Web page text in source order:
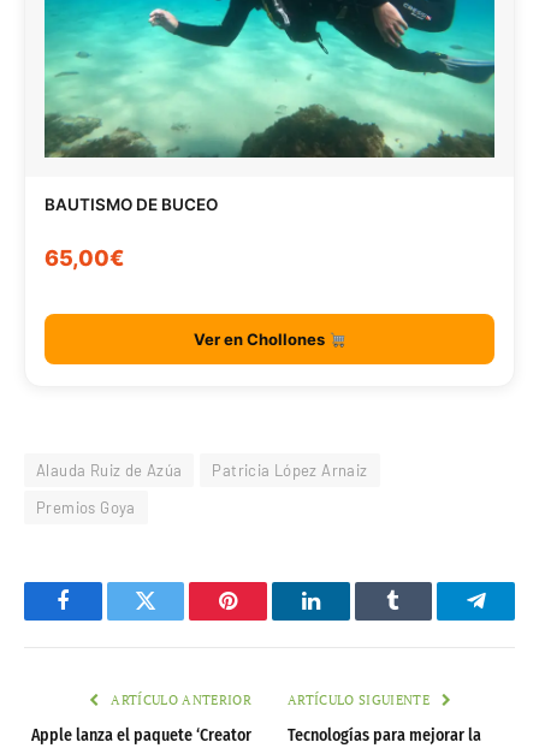
BAUTISMO DE BUCEO
65,00€
Ver en Chollones
Alauda Ruiz de Azúa
Patricia López Arnaiz
Premios Goya
FacebookTwitter Pinterest LinkedInTumblr
ARTÍCULO ANTERIOR
Apple lanza el paquete ‘Creator
ARTÍCULO SIGUIENTE
Tecnologías para mejorar la